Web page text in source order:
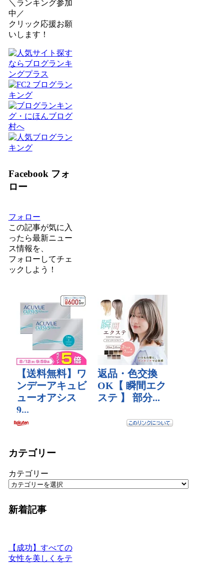
＼ランキング参加
中／
クリック応援お願
いします！
Facebook フォ
ロー
フォロー
この記事が気に入
ったら最新ニュー
ス情報を、
フォロー してチェ
ックしよう！
カテゴリー
カテゴリー
新着記事
【成功】すべての
女性を美しくをテ